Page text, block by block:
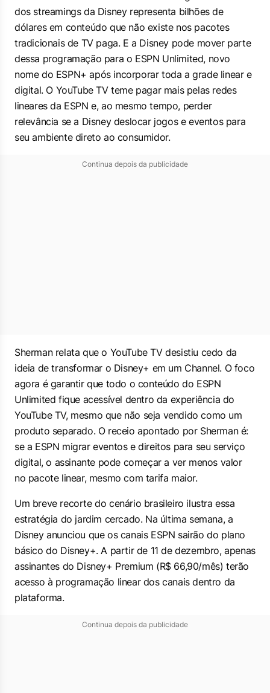
dos streamings da Disney representa bilhões de
dólares em conteúdo que não existe nos pacotes
tradicionais de TV paga. E a Disney pode mover parte
dessa programação para o ESPN Unlimited, novo
nome do ESPN+ após incorporar toda a grade linear e
digital. O YouTube TV teme pagar mais pelas redes
lineares da ESPN e, ao mesmo tempo, perder
relevância se a Disney deslocar jogos e eventos para
seu ambiente direto ao consumidor.
Continua depois da publicidade
Sherman relata que o YouTube TV desistiu cedo da
ideia de transformar o Disney+ em um Channel. O foco
agora é garantir que todo o conteúdo do ESPN
Unlimited fique acessível dentro da experiência do
YouTube TV, mesmo que não seja vendido como um
produto separado. O receio apontado por Sherman é:
se a ESPN migrar eventos e direitos para seu serviço
digital, o assinante pode começar a ver menos valor
no pacote linear, mesmo com tarifa maior.
Um breve recorte do cenário brasileiro ilustra essa
estratégia do jardim cercado. Na última semana, a
Disney anunciou que os canais ESPN sairão do plano
básico do Disney+. A partir de 11 de dezembro, apenas
assinantes do Disney+ Premium (R$ 66,90/mês) terão
acesso à programação linear dos canais dentro da
plataforma.
Continua depois da publicidade